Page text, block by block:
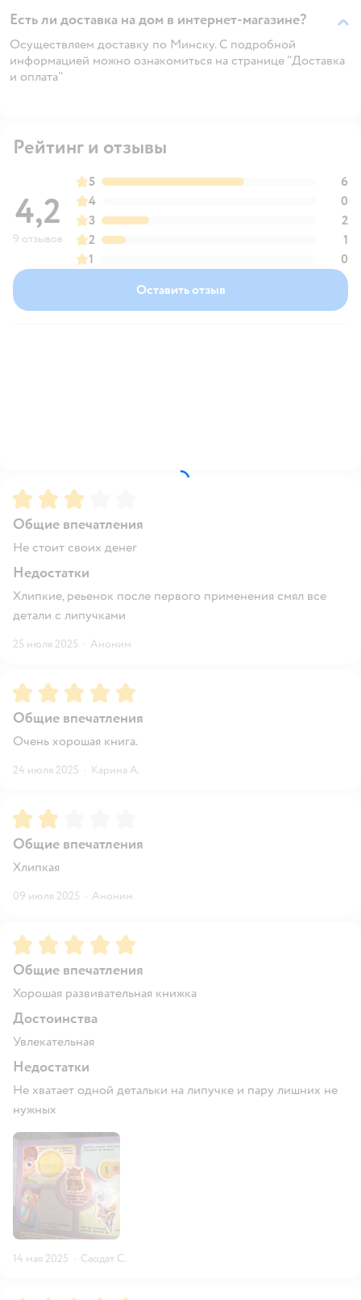
Есть ли доставка на дом в интернет-магазине?
Осуществляем доставку по Минску. С подробной
информацией можно ознакомиться на странице "Доставка
и оплата"
Рейтинг и отзывы
4,2
9 отзывов
5
6
4
0
3
2
2
1
1
0
Оставить отзыв
Рейтинг:3
Общие впечатления
Не стоит своих денег
Недостатки
Хлипкие, реьенок после первого применения смял все
детали с липучками
25 июля 2025 · Аноним
Рейтинг:5
Общие впечатления
Очень хорошая книга.
24 июля 2025 · Карина А.
Рейтинг:
Общие впечатления
Хлипкая
09 июля 2025 · Аноним
Рейтинг:5
Общие впечатления
Хорошая развивательная книжка
Достоинства
Увлекательная
Недостатки
Не хватает одной детальки на липучке и пару лишних не
нужных
14 мая 2025 · Саодат С.